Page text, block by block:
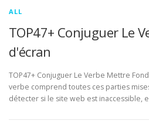
ALL
TOP47+ Conjuguer Le
d'écran
TOP47+ Conjuguer Le Verbe Mettre
verbe comprend toutes ces parties
détecter si le site web est inaccessible,